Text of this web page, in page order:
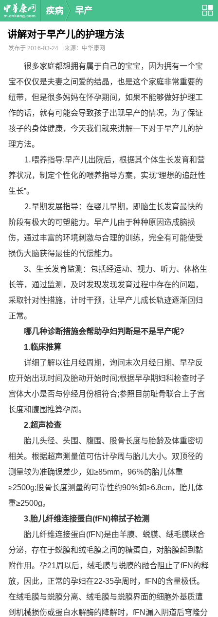
疾病 早产
讲解对于早产儿的护理方法
发布于 2016-03-24 来源：中华康网
很多家庭都想拥有属于自己的宝宝，因为拥有一个宝
宝不仅仅是夫妻之间爱的结晶，也是这个家庭非常重要的
纽带，但是很多妈妈在怀孕期间，如果不能够做好护理工
作的话，就有可能会导致孩子出现早产的情况，为了保证
孩子的身体健康，今天我们就来讲解一下对于早产儿的护
理方法。
⒈喂养指导:早产儿出院后，根据其个体生长发育和营
养状况，制定个性化的喂养指导方案，实现“理想的追赶性
生长”。
⒉早期发展指导：在婴儿早期，即脑生长发育最快的
阶段有极大的可塑能力。早产儿由于种种原因造成脑损
伤，通过丰富的环境刺激与合理的训练，完全有可能使受
损伤大脑获得最佳的代偿能力。
3、生长发育监测：包括经运动、视力、听力、体格生
长等，通过监测，及时发现发现发育过程中存在的问题，
采取针对性措施，计时干预，让早产儿成长轨迹逐渐回归
正常。
哪几种诊断措施会帮助孕妇判断是不是早产呢?
1.临床推算
详细了解以往月经周期，询问末次月经日期、早孕反
应开始出现时间及胎动开始时间;根据早孕期妇科检查时子
宫体大小是否与停经月份相符合;参照目前耻骨联合上子宫
长度和腹围推算孕周。
2.超声检查
胎儿头径、头围、腹围、股骨长度与胎龄及体重密切
相关。根据超声测量值可估计孕周与胎儿大小。双顶径的
测量较为准确误差少，如≥85mm，96％的胎儿体重
≥2500g;股骨长度测量的可靠性约90％如≥6.8cm，胎儿体
重≥2500g。
3.胎儿纤维连接蛋白(fFN)棉拭子检测
胎儿纤维连接蛋白(fFN)是由羊膜、蜕膜、绒毛膜联合
分泌，存在于蜕膜和绒毛膜之间的糖蛋白，对胎膜起到黏
附作用。孕21周以后，绒毛膜与蜕膜的融合阻止了fFN的释
放，因此，正常的孕妇在22-35孕周时，fFN的含量极低。
在绒毛膜与蜕膜分离、绒毛膜与蜕膜界面的细胞外基质遭
到机械损伤或蛋白水解酶的降解时，fFN漏入阴道后穹隆分